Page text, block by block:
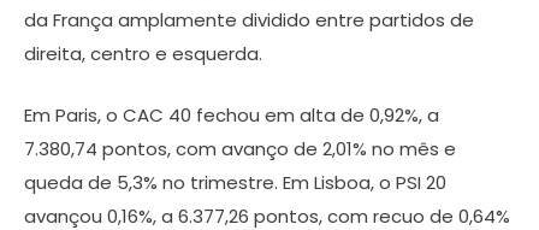
da França amplamente dividido entre partidos de
direita, centro e esquerda.
Em Paris, o CAC 40 fechou em alta de 0,92%, a
7.380,74 pontos, com avanço de 2,01% no mês e
queda de 5,3% no trimestre. Em Lisboa, o PSI 20
avançou 0,16%, a 6.377,26 pontos, com recuo de 0,64%